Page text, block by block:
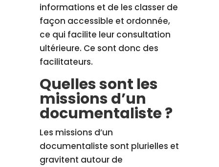
informations et de les classer de
façon accessible et ordonnée,
ce qui facilite leur consultation
ultérieure. Ce sont donc des
facilitateurs.
Quelles sont les
missions d’un
documentaliste ?
Les missions d’un
documentaliste sont plurielles et
gravitent autour de